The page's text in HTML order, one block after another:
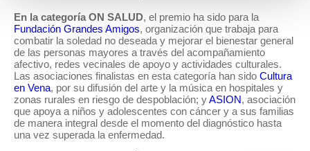
En la categoría ON SALUD, el premio ha sido para la
Fundación Grandes Amigos, organización que trabaja para
combatir la soledad no deseada y mejorar el bienestar general
de las personas mayores a través del acompañamiento
afectivo, redes vecinales de apoyo y actividades culturales.
Las asociaciones finalistas en esta categoría han sido Cultura
en Vena, por su difusión del arte y la música en hospitales y
zonas rurales en riesgo de despoblación; yASION, asociación
que apoya a niños y adolescentes con cáncer y a sus familias
de manera integral desde el momento del diagnóstico hasta
una vez superada la enfermedad.